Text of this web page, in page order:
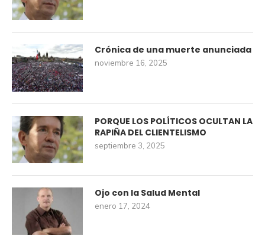
Crónica de una muerte anunciada
noviembre 16, 2025
PORQUE LOS POLÍTICOS OCULTAN LA
RAPIÑA DEL CLIENTELISMO
septiembre 3, 2025
Ojo con la Salud Mental
enero 17, 2024